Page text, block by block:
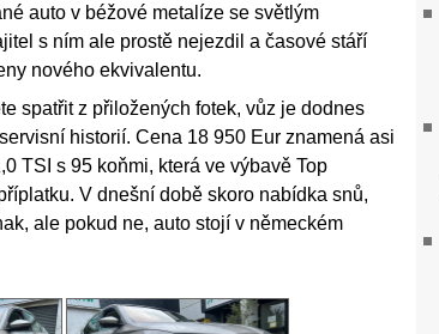
auto v béžové metalíze se světlým
s ním ale prostě nejezdil a časové stáří
nového ekvivalentu.
spatřit z přiložených fotek, vůz je dodnes
historií. Cena 18 950 Eur znamená asi
TSI s 95 koňmi, která ve výbavě Top
V dnešní době skoro nabídka snů,
ale pokud ne, auto stojí v německém